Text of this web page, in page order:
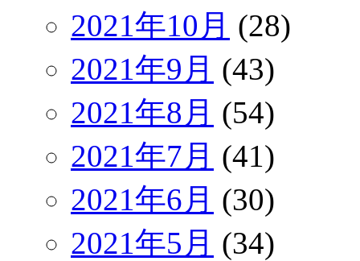
2021年10月 (28)
2021年9月 (43)
2021年8月 (54)
2021年7月 (41)
2021年6月 (30)
2021年5月 (34)